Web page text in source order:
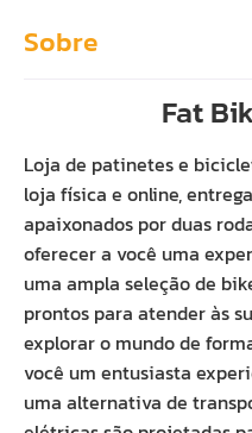
Sobre
Fat
Loja de patinetes e
loja física e online,
apaixonados por duas
oferecer a você uma
uma ampla seleção de
prontos para atender às
explorar o mundo de
você um entusiasta
uma alternativa de